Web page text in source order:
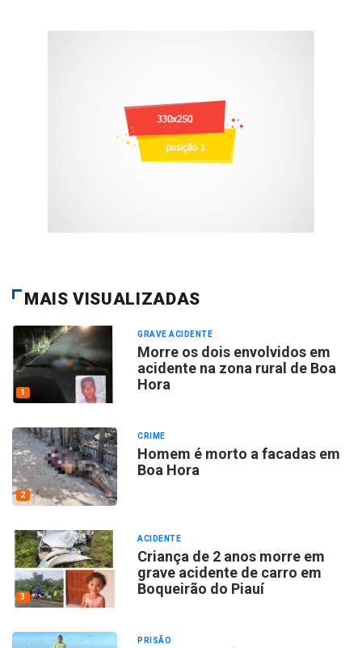
MAIS VISUALIZADAS
1
GRAVE ACIDENTE
Morre os dois envolvidos em
acidente na zona rural de Boa
Hora
2
CRIME
Homem é morto a facadas em
Boa Hora
3
ACIDENTE
Criança de 2 anos morre em
grave acidente de carro em
Boqueirão do Piauí
PRISÃO